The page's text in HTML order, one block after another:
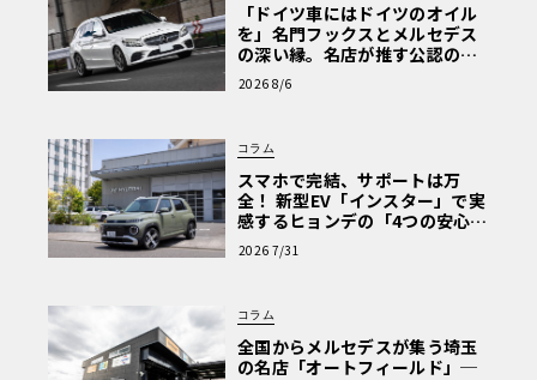
「ドイツ車にはドイツのオイル
を」名門フックスとメルセデス
の深い縁。名店が推す公認の安
心と、Cクラスで味わうシルキー
な走り〈PR〉
2026 8/6
コラム
スマホで完結、サポートは万
全！ 新型EV「インスター」で実
感するヒョンデの「4つの安心」
【第1回・ヒョンデ6つの疑問：
Why? Hyundai?】〈PR〉
2026 7/31
コラム
全国からメルセデスが集う埼玉
の名店「オートフィールド」─